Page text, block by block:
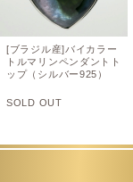
[ブラジル産]バイカラー
トルマリンペンダントト
ップ（シルバー925）
SOLD OUT